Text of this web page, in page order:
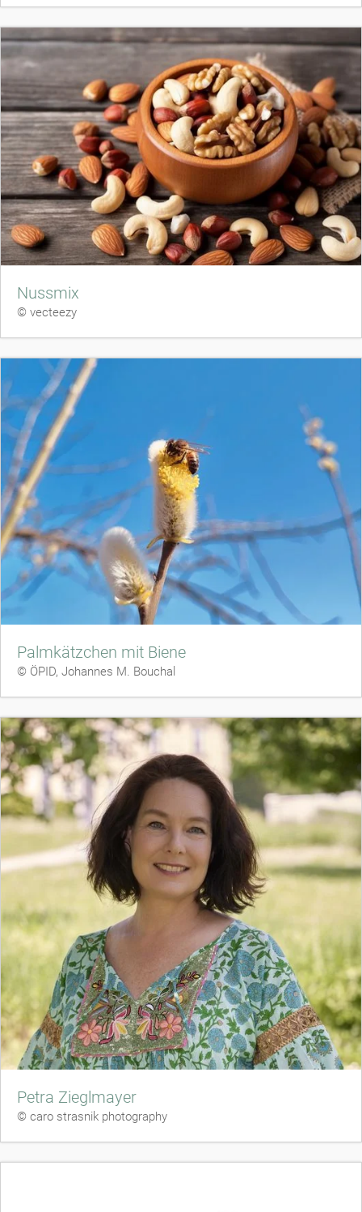
Nussmix
© vecteezy
Palmkätzchen mit Biene
© ÖPID, Johannes M. Bouchal
Petra Zieglmayer
© caro strasnik photography